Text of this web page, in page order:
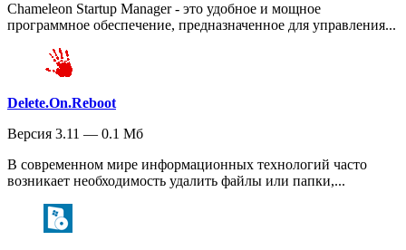
Chameleon Startup Manager - это удобное и мощное
программное обеспечение, предназначенное для управления...
Delete.On.Reboot
Версия 3.11 — 0.1 Мб
В современном мире информационных технологий часто
возникает необходимость удалить файлы или папки,...